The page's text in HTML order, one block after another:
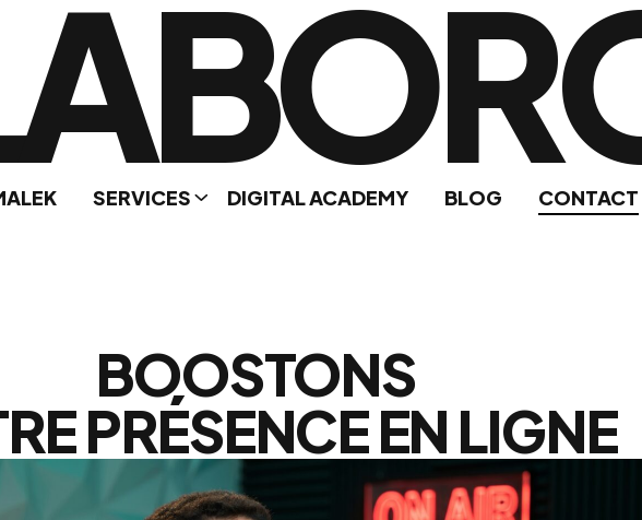
SERVICES DIGITAL ACADEMY BLOG CONTACT
BOOSTONS
PRÉSENCE EN LIGNE